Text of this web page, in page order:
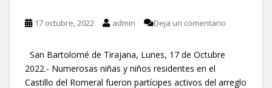
17 octubre, 2022 admin Deja un comentario
San Bartolomé de Tirajana, Lunes, 17 de Octubre
2022.- Numerosas niñas y niños residentes en el
Castillo del Romeral fueron partícipes activos del arreglo